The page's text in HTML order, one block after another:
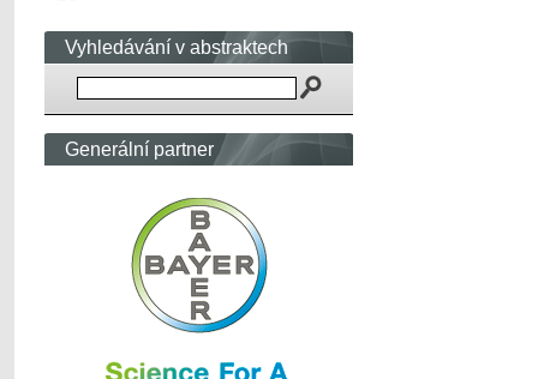
Vyhledávání v abstraktech
Generální partner